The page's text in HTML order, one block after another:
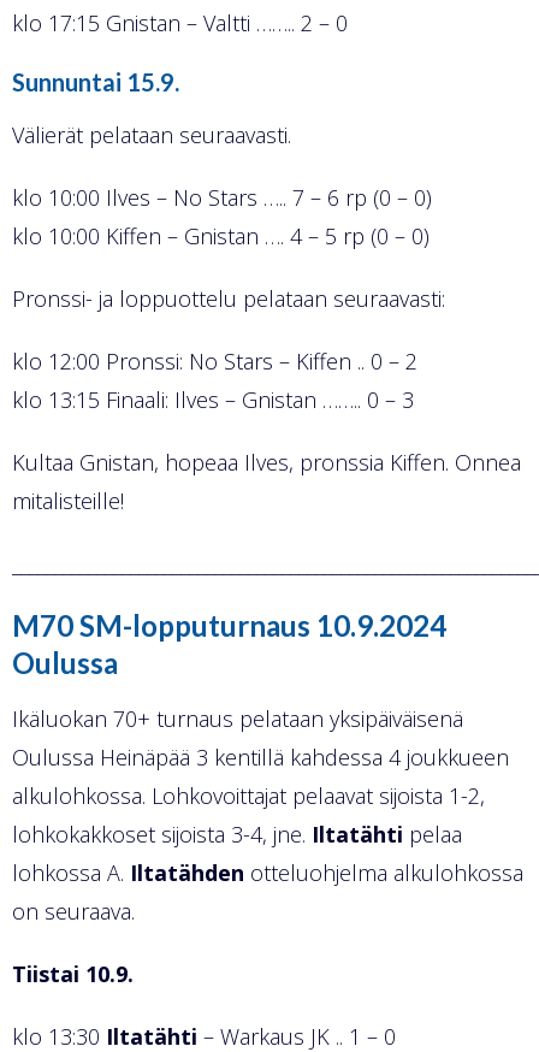
klo 17:15 Gnistan – Valtti …….. 2 – 0
Sunnuntai 15.9.
Välierät pelataan seuraavasti.
klo 10:00 Ilves – No Stars ….. 7 – 6 rp (0 – 0)
klo 10:00 Kiffen – Gnistan …. 4 – 5 rp (0 – 0)
Pronssi- ja loppuottelu pelataan seuraavasti:
klo 12:00 Pronssi: No Stars – Kiffen .. 0 – 2
klo 13:15 Finaali: Ilves – Gnistan …….. 0 – 3
Kultaa Gnistan, hopeaa Ilves, pronssia Kiffen. Onnea
mitalisteille!
M70 SM-lopputurnaus 10.9.2024
Oulussa
Ikäluokan 70+ turnaus pelataan yksipäiväisenä
Oulussa Heinäpää 3 kentillä kahdessa 4 joukkueen
alkulohkossa. Lohkovoittajat pelaavat sijoista 1-2,
lohkokakkoset sijoista 3-4, jne. Iltatähti pelaa
lohkossa A. Iltatähden otteluohjelma alkulohkossa
on seuraava.
Tiistai 10.9.
klo 13:30 Iltatähti – Warkaus JK .. 1 – 0